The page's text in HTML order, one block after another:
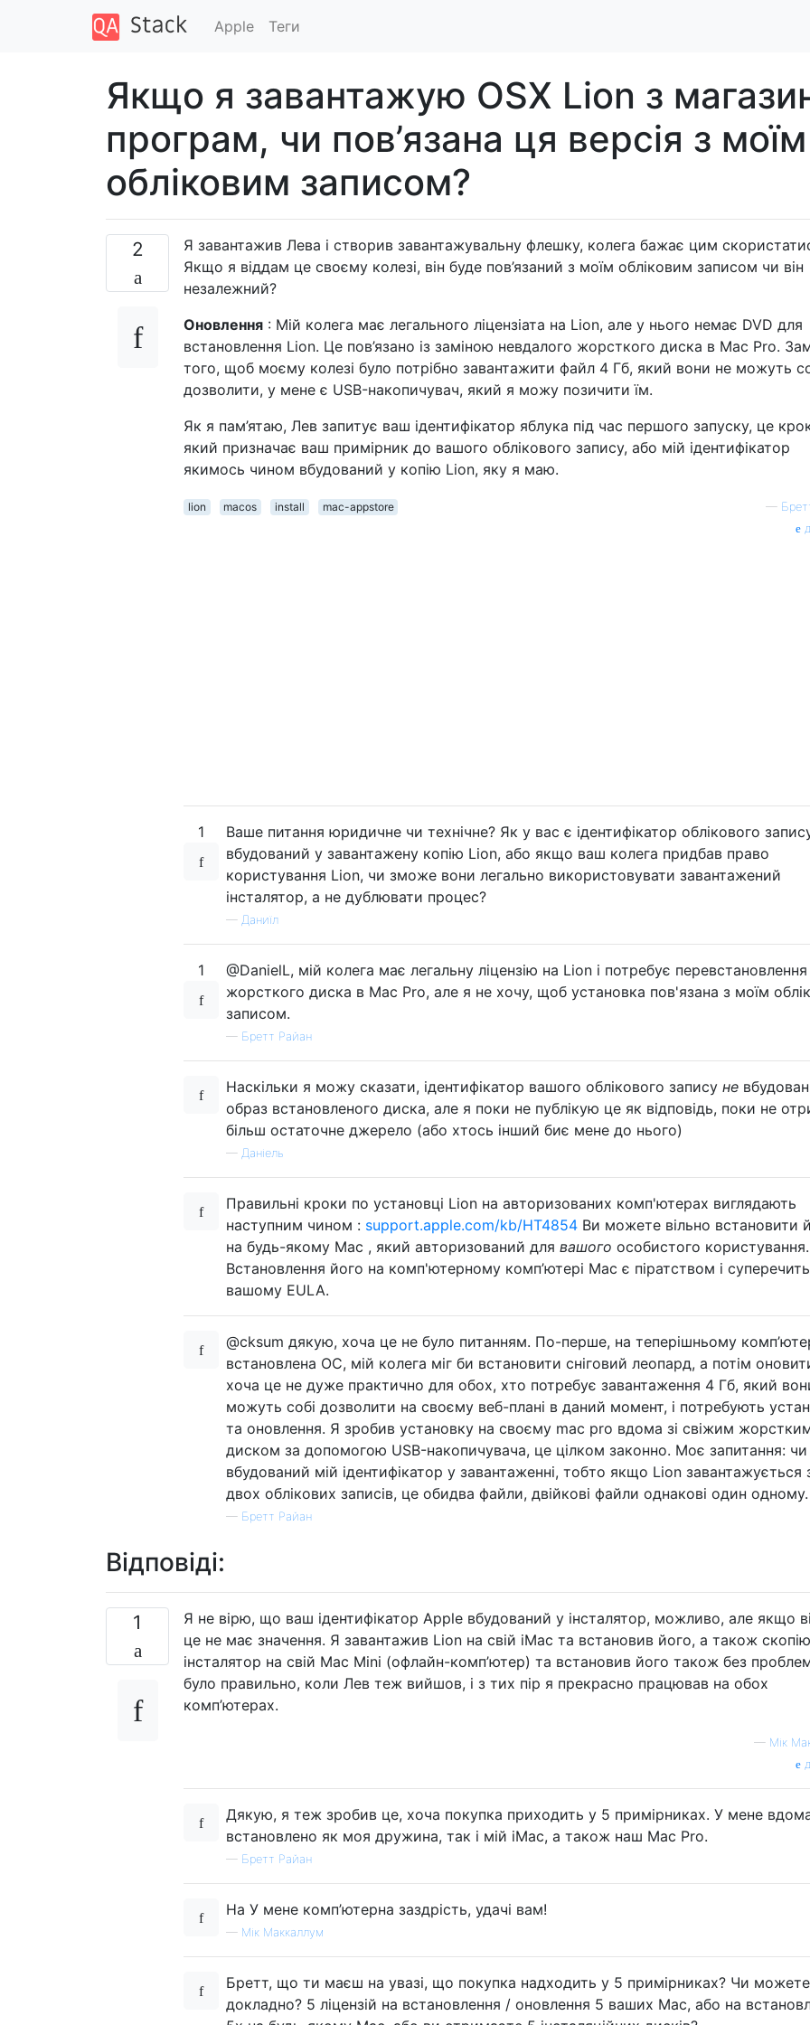
Apple Теги
Якщо я завантажую OSX Lion з
програм, чи пов’язана ця версія з моїм
обліковим записом?
2
Я завантажив Лева і створив завантажувальну флешку, колега бажає цим
Якщо я віддам це своєму колезі, він буде пов’язаний з моїм обліковим записом чи він
незалежний?
Оновлення : Мій колега має легального ліцензіата на Lion, але у нього немає DVD для
встановлення Lion. Це пов’язано із заміною невдалого жорсткого диска в Mac Pro.
того, щоб моєму колезі було потрібно завантажити файл 4 Гб, який вони не можуть
дозволити, у мене є USB-накопичувач, який я можу позичити їм.
Як я пам’ятаю, Лев запитує ваш ідентифікатор яблука під час першого запуску, це
який призначає ваш примірник до вашого облікового запису, або мій ідентифікатор
якимось чином вбудований у копію Lion, яку я маю.
lion macos install mac-appstore —
1
Ваше питання юридичне чи технічне? Як у вас є ідентифікатор облікового
вбудований у завантажену копію Lion, або якщо ваш колега придбав право
користування Lion, чи зможе вони легально використовувати завантажений
інсталятор, а не дублювати процес?
— Даниїл
1
@DanielL, мій колега має легальну ліцензію на Lion і потребує перевстановлення
жорсткого диска в Mac Pro, але я не хочу, щоб установка пов'язана з моїм
записом.
— Бретт Райан
Наскільки я можу сказати, ідентифікатор вашого облікового запису не
образ встановленого диска, але я поки не публікую це як відповідь, поки не
більш остаточне джерело (або хтось інший биє мене до нього)
— Даніель
Правильні кроки по установці Lion на авторизованих комп'ютерах виглядають
наступним чином : support.apple.com/kb/HT4854 Ви можете вільно встановити
на будь-якому Mac , який авторизований для вашого особистого користування.
Встановлення його на комп'ютерному комп’ютері Mac є піратством і суперечить
вашому EULA.
@cksum дякую, хоча це не було питанням. По-перше, на теперішньому
встановлена ​​ОС, мій колега міг би встановити сніговий леопард, а потім
хоча це не дуже практично для обох, хто потребує завантаження 4 Гб, який
можуть собі дозволити на своєму веб-плані в даний момент, і потребують
та оновлення. Я зробив установку на своєму mac pro вдома зі свіжим
диском за допомогою USB-накопичувача, це цілком законно. Моє запитання: чи
вбудований мій ідентифікатор у завантаженні, тобто якщо Lion завантажується
двох облікових записів, це обидва файли, двійкові файли однакові один одному.
— Бретт Райан
Відповіді:
1
Я не вірю, що ваш ідентифікатор Apple вбудований у інсталятор, можливо, але якщо
це не має значення. Я завантажив Lion на свій iMac та встановив його, а також
інсталятор на свій Mac Mini (офлайн-комп’ютер) та встановив його також без
було правильно, коли Лев теж вийшов, і з тих пір я прекрасно працював на обох
комп’ютерах.
— Мік
Дякую, я теж зробив це, хоча покупка приходить у 5 примірниках. У мене
встановлено як моя дружина, так і мій iMac, а також наш Mac Pro.
— Бретт Райан
Ha У мене комп’ютерна заздрість, удачі вам!
— Мік Маккаллум
Бретт, що ти маєш на увазі, що покупка надходить у 5 примірниках? Чи
докладно? 5 ліцензій на встановлення / оновлення 5 ваших Mac, або на